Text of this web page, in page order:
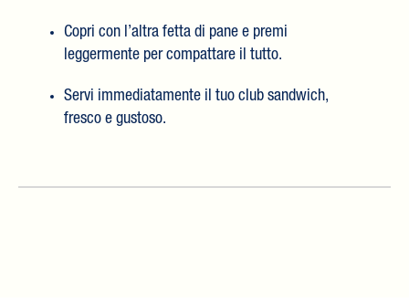
Copri con l’altra fetta di pane e premi
leggermente per compattare il tutto.
Servi immediatamente il tuo club sandwich,
fresco e gustoso.